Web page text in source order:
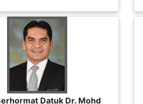
Datuk Dr. Mohd